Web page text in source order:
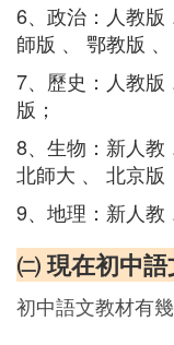
6、政治：人教版
師版 、 鄂教版
7、歷史：人教版
版；
8、生物：新人教
北師大 、 北京版
9、地理：新人教
㈡ 現在初中
初中語文教材有